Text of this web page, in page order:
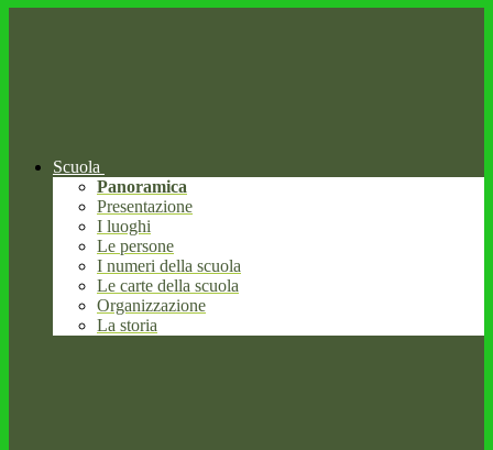
Scuola
Panoramica
Presentazione
I luoghi
Le persone
I numeri della scuola
Le carte della scuola
Organizzazione
La storia